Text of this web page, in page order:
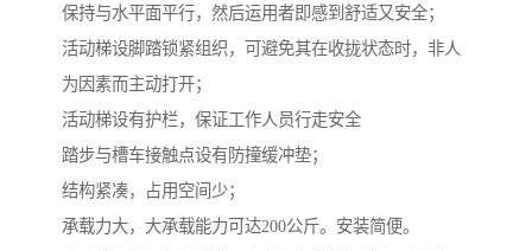
保持与水平面平行，然后运用者即感到舒适又安全；
活动梯设脚踏锁紧组织，可避免其在收拢状态时，非人
为因素而主动打开；
活动梯设有护栏，保证工作人员行走安全
踏步与槽车接触点设有防撞缓冲垫；
结构紧凑，占用空间少；
承载力大，大承载能力可达200公斤。安装简便。